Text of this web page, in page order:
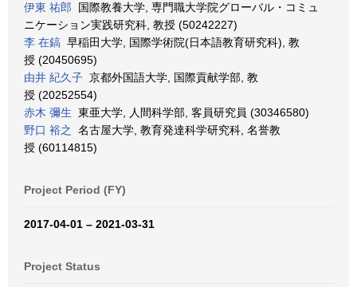
伊東 祐郎 国際教養大学, 専門職大学院グローバル・コミュ
ニケーション実践研究科, 教授 (50242227)
李 在鎬 早稲田大学, 国際学術院(日本語教育研究科), 教
授 (20450695)
由井 紀久子 京都外国語大学, 国際貢献学部, 教
授 (20252554)
赤木 彌生 東亜大学, 人間科学部, 客員研究員 (30346580)
野口 裕之
名古屋大学, 教育発達科学研究科, 名誉教
授 (60114815)
Project Period (FY)
2017-04-01 – 2021-03-31
Project Status